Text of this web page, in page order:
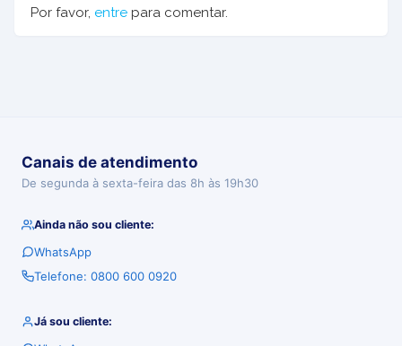
Por favor, entre para comentar.
Canais de atendimento
De segunda à sexta-feira das 8h às 19h30
Ainda não sou cliente:
WhatsApp
Telefone: 0800 600 0920
Já sou cliente: